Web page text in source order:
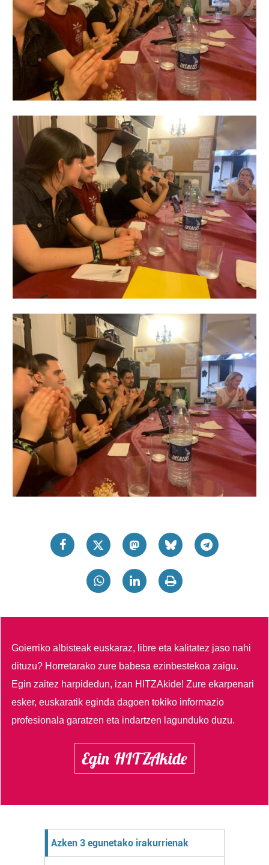
Goierriko albisteak euskaraz, libre eta kalitatez jaso nahi
dituzu? Horretarako zure babesa ezinbestekoa zaigu.
Egin zaitez harpidedun, izan HITZAkide!Zure ekarpenari
esker, euskaratik eginda dagoen tokiko informazio
profesionala garatzen eta indartzen lagunduko duzu.
Egin HITZAkide
Azken 3 egunetako irakurrienak